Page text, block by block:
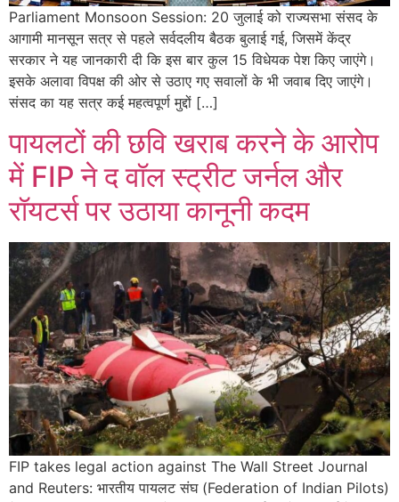
Parliament Monsoon Session: 20 जुलाई को राज्यसभा संसद के
आगामी मानसून सत्र से पहले सर्वदलीय बैठक बुलाई गई, जिसमें केंद्र
सरकार ने यह जानकारी दी कि इस बार कुल 15 विधेयक पेश किए जाएंगे।
इसके अलावा विपक्ष की ओर से उठाए गए सवालों के भी जवाब दिए जाएंगे।
संसद का यह सत्र कई महत्वपूर्ण मुद्दों […]
पायलटों की छवि खराब करने के आरोप
में FIP ने द वॉल स्ट्रीट जर्नल और
रॉयटर्स पर उठाया कानूनी कदम
FIP takes legal action against The Wall Street Journal
and Reuters: भारतीय पायलट संघ (Federation of Indian Pilots)